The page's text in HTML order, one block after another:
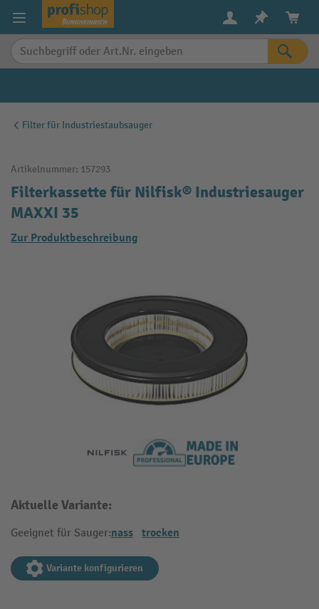
springen
Filter für Industriestaubsauger
Artikelnummer: 157293
Filterkassette für Nilfisk® Industriesauger
MAXXI 35
Zur Produktbeschreibung
Aktuelle Variante:
Geeignet für Sauger:nass trocken
Variante konfigurieren